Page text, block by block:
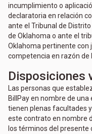
incumplimiento o
declaratoria en relación
ante el Tribunal de
de Oklahoma o ante el
Oklahoma pertinente con
competencia en razón de
Disposiciones
Las personas que
BillPay en nombre de
tienen plenas facultades
este contrato en nombre
los términos del presente